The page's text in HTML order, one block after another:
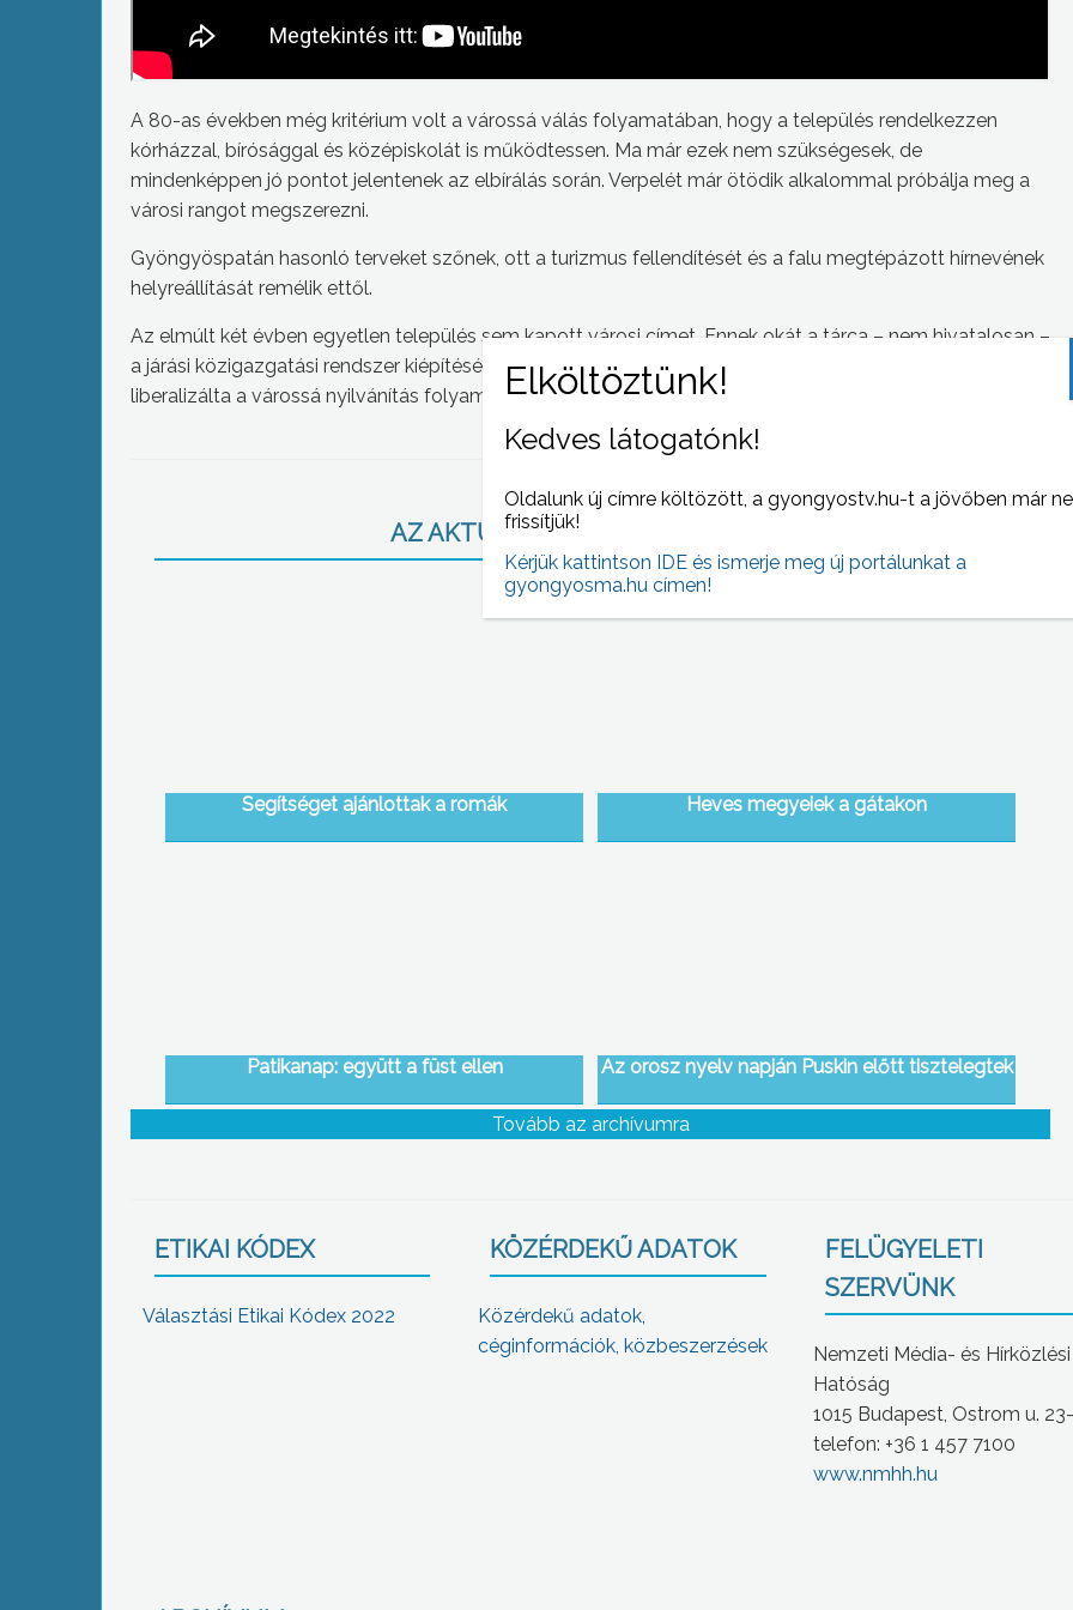
A 80-as években még kritérium volt a várossá válás folyamatában, hogy a település rendelkezzen
kórházzal, bírósággal és középiskolát is működtessen. Ma már ezek nem szükségesek, de
mindenképpen jó pontot jelentenek az elbírálás során. Verpelét már ötödik alkalommal próbálja meg a
városi rangot megszerezni.
Gyöngyöspatán hasonló terveket szőnek, ott a turizmus fellendítését és a falu megtépázott hírnevének
helyreállítását remélik ettől.
Az elmúlt két évben egyetlen település sem kapott városi címet. Ennek okát a tárca – nem hivatalosan –
a járási közigazgatási rendszer kiépítésével indokolta. 2011-ben az új önkormányzati törvény tovább
liberalizálta a várossá nyilvánítás folyamatát.
AZ AKTUÁLIS NAPI HÍREI
Segítséget ajánlottak a romák Heves megyeiek a gátakon
Patikanap: együtt a füst ellen Az orosz nyelv napján Puskin előtt tisztelegtek
Tovább az archívumra
ETIKAI KÓDEX
Választási Etikai Kódex 2022
KÖZÉRDEKŰ ADATOK
Közérdekű adatok,
céginformációk, közbeszerzések
FELÜGYELETI
SZERVÜNK
Nemzeti Média- és Hírközlési
Hatóság
1015 Budapest, Ostrom u.
telefon: +36 1 457 7100
www.nmhh.hu
Kedves látogatónk!
Oldalunk új címre költözött, a gyongyostv.hu-t a jövőben már
frissítjük!
Kérjük kattintson IDE és ismerje meg új portálunkat a
gyongyosma.hu címen!